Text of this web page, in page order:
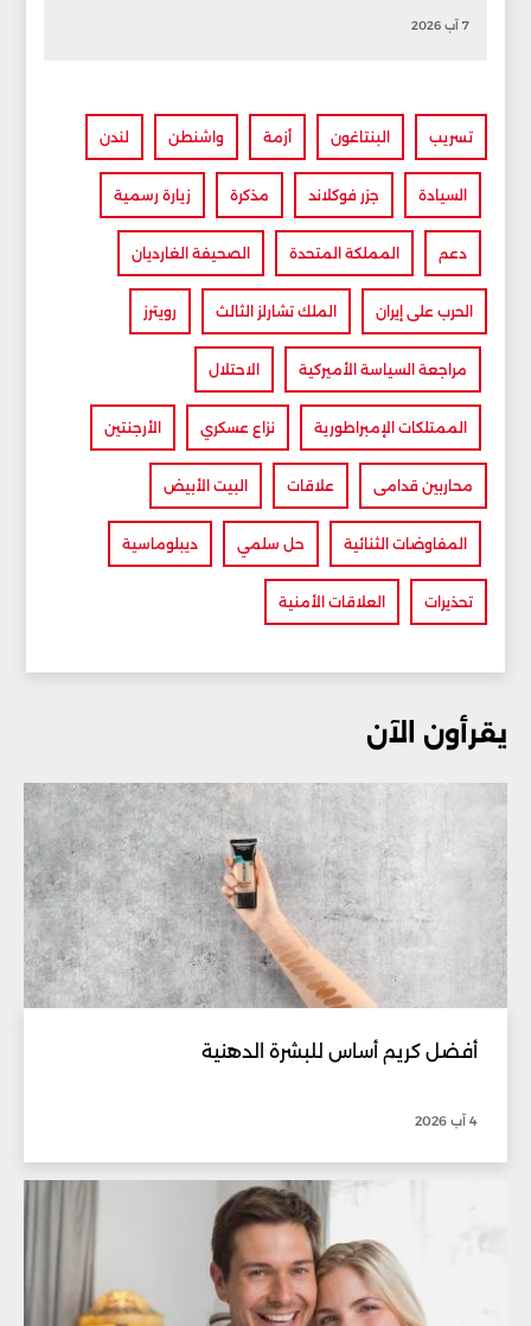
7 آب 2026
تسريب البنتاغون أزمة واشنطن لندن
السيادة جزر فوكلاند مذكرة زيارة رسمية
دعم المملكة المتحدة الصحيفة الغارديان
الحرب على إيران الملك تشارلز الثالث رويترز
مراجعة السياسة الأميركية الاحتلال
الممتلكات الإمبراطورية نزاع عسكري الأرجنتين
محاربين قدامى علاقات البيت الأبيض
المفاوضات الثنائية حل سلمي ديبلوماسية
تحذيرات العلاقات الأمنية
يقرأون الآن
أفضل كريم أساس للبشرة الدهنية
4 آب 2026